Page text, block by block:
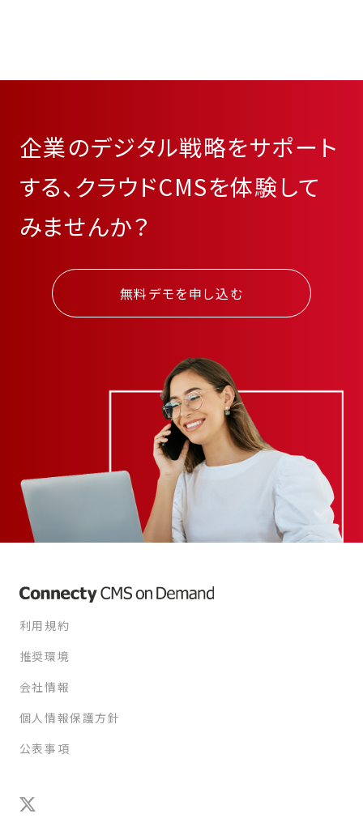
企業のデジタル戦略をサポート
する、クラウドCMSを体験して
みませんか？
無料デモを申し込む
利用規約
推奨環境
会社情報
個人情報保護方針
公表事項